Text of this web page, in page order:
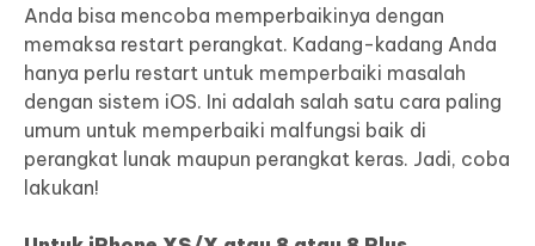
Anda bisa mencoba memperbaikinya dengan
memaksa restart perangkat. Kadang-kadang Anda
hanya perlu restart untuk memperbaiki masalah
dengan sistem iOS. Ini adalah salah satu cara paling
umum untuk memperbaiki malfungsi baik di
perangkat lunak maupun perangkat keras. Jadi, coba
lakukan!